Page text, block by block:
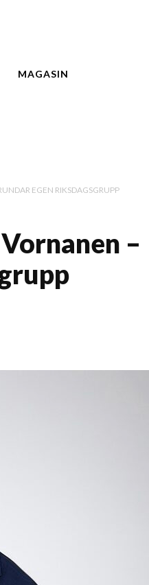
MAGASIN
EGEN RIKSDAGSGRUPP
–